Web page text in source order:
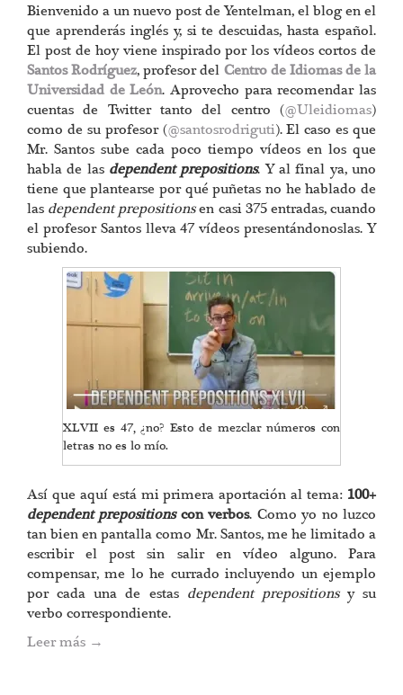
Bienvenido a un nuevo post de Yentelman, el blog en el
que aprenderás inglés y, si te descuidas, hasta español.
El post de hoy viene inspirado por los vídeos cortos de
Santos Rodríguez, profesor del Centro de Idiomas de la
Universidad de León. Aprovecho para recomendar las
cuentas de Twitter tanto del centro (@Uleidiomas)
como de su profesor (@santosrodriguti). El caso es que
Mr. Santos sube cada poco tiempo vídeos en los que
habla de las dependent prepositions. Y al final ya, uno
tiene que plantearse por qué puñetas no he hablado de
las dependent prepositionsen casi 375 entradas, cuando
el profesor Santos lleva 47 vídeos presentándonoslas. Y
subiendo.
XLVII es 47, ¿no? Esto de mezclar números con
letras no es lo mío.
Así que aquí está mi primera aportación al tema: 100+
dependent prepositionscon verbos. Como yo no luzco
tan bien en pantalla como Mr. Santos, me he limitado a
escribir el post sin salir en vídeo alguno. Para
compensar, me lo he currado incluyendo un ejemplo
por cada una de estas dependent prepositionsy su
verbo correspondiente.
Leer más →